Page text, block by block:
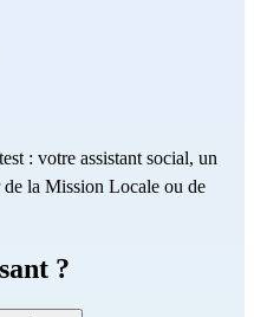
: votre assistant social, un
la Mission Locale ou de
?